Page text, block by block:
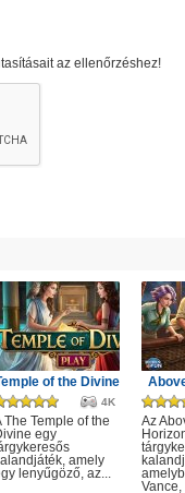
az ellenőrzéshez!
of the Divine
4K
The Temple of the
egy
amely
lenyűgöző, az...
Az
Vance,